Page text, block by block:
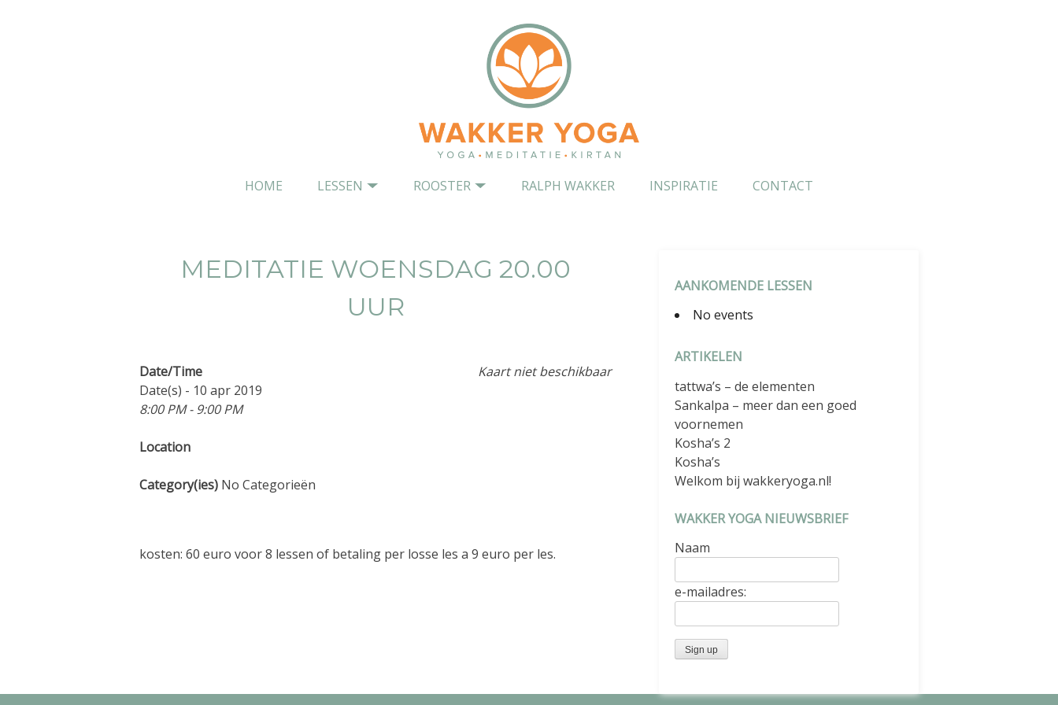
HOME LESSEN ROOSTER RALPH WAKKER INSPIRATIE CONTACT
MEDITATIE WOENSDAG 20.00
UUR
Kaart niet beschikbaar
Date/Time
Date(s) - 10 apr 2019
8:00 PM - 9:00 PM
Location
Category(ies) No Categorieën
kosten: 60 euro voor 8 lessen of betaling per losse les a 9 euro per les.
AANKOMENDE LESSEN
No events
ARTIKELEN
tattwa’s – de elementen
Sankalpa – meer dan een goed
voornemen
Kosha’s 2
Kosha’s
Welkom bij wakkeryoga.nl!
WAKKER YOGA NIEUWSBRIEF
Naam
e-mailadres: